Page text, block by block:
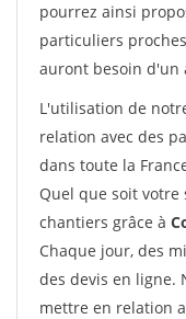
pourrez ainsi
particuliers
auront besoin d'un
L'utilisation de
relation avec des
dans toute la
Quel que soit
chantiers grâce à
Chaque jour, des
des devis en ligne.
mettre en relation